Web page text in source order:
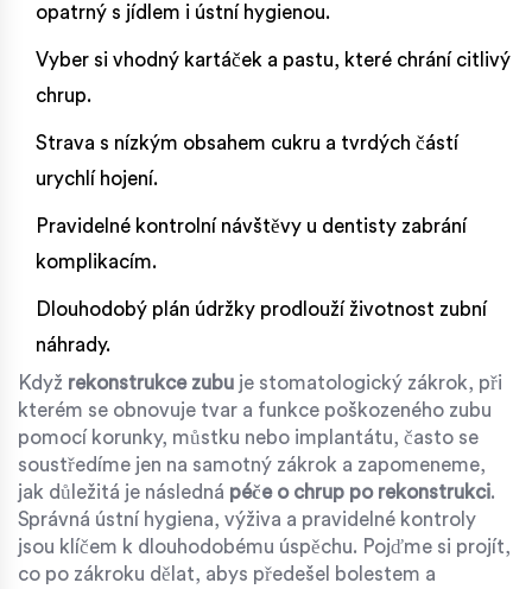
opatrný s jídlem i ústní hygienou.
Vyber si vhodný kartáček a pastu, které chrání citlivý
chrup.
Strava s nízkým obsahem cukru a tvrdých částí
urychlí hojení.
Pravidelné kontrolní návštěvy u dentisty zabrání
komplikacím.
Dlouhodobý plán údržky prodlouží životnost zubní
náhrady.
Když rekonstrukce zubu je stomatologický zákrok, při
kterém se obnovuje tvar a funkce poškozeného zubu
pomocí korunky, můstku nebo implantátu, často se
soustředíme jen na samotný zákrok a zapomeneme,
jak důležitá je následná péče o chrup po rekonstrukci.
Správná ústní hygiena, výživa a pravidelné kontroly
jsou klíčem k dlouhodobému úspěchu. Pojďme si projít,
co po zákroku dělat, abys předešel bolestem a